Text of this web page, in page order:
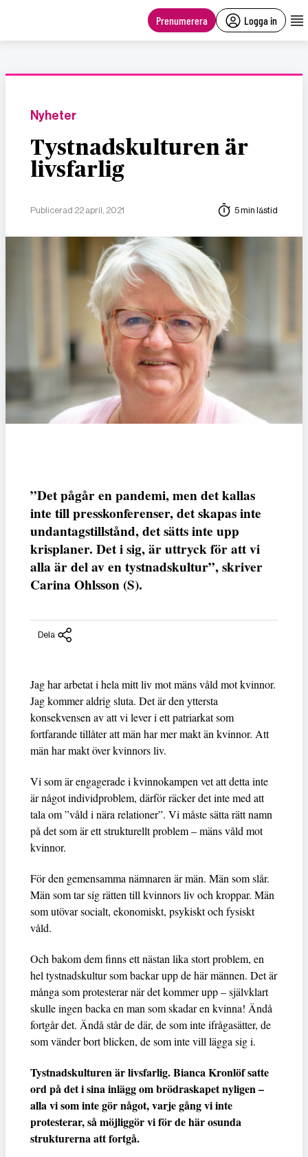
Prenumerera Logga in
Nyheter
Tystnadskulturen är
livsfarlig
Publicerad 22 april, 2021 5 min lästid
”Det pågår en pandemi, men det kallas
inte till presskonferenser, det skapas inte
undantagstillstånd, det sätts inte upp
krisplaner. Det i sig, är uttryck för att vi
alla är del av en tystnadskultur”, skriver
Carina Ohlsson (S).
Dela
Jag har arbetat i hela mitt liv mot mäns våld mot kvinnor.
Jag kommer aldrig sluta. Det är den yttersta
konsekvensen av att vi lever i ett patriarkat som
fortfarande tillåter att män har mer makt än kvinnor. Att
män har makt över kvinnors liv.
Vi som är engagerade i kvinnokampen vet att detta inte
är något individproblem, därför räcker det inte med att
tala om ”våld i nära relationer”. Vi måste sätta rätt namn
på det som är ett strukturellt problem – mäns våld mot
kvinnor.
För den gemensamma nämnaren är män. Män som slår.
Män som tar sig rätten till kvinnors liv och kroppar. Män
som utövar socialt, ekonomiskt, psykiskt och fysiskt
våld.
Och bakom dem finns ett nästan lika stort problem, en
hel tystnadskultur som backar upp de här männen. Det är
många som protesterar när det kommer upp – självklart
skulle ingen backa en man som skadar en kvinna! Ändå
fortgår det. Ändå står de där, de som inte ifrågasätter, de
som vänder bort blicken, de som inte vill lägga sig i.
Tystnadskulturen är livsfarlig. Bianca Kronlöf satte
ord på det i sina inlägg om brödraskapet nyligen –
alla vi som inte gör något, varje gång vi inte
protesterar, så möjliggör vi för de här osunda
strukturerna att fortgå.